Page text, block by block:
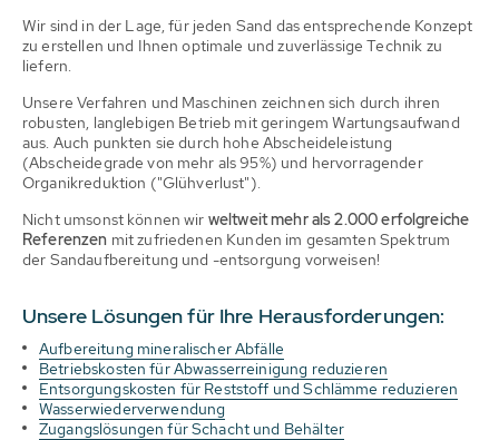
Wir sind in der Lage, für jeden Sand das entsprechende Konzept
zu erstellen und Ihnen optimale und zuverlässige Technik zu
liefern.
Unsere Verfahren und Maschinen zeichnen sich durch ihren
robusten, langlebigen Betrieb mit geringem Wartungsaufwand
aus. Auch punkten sie durch hohe Abscheideleistung
(Abscheidegrade von mehr als 95%) und hervorragender
Organikreduktion ("Glühverlust").
Nicht umsonst können wir weltweit mehr als 2.000 erfolgreiche
Referenzen mit zufriedenen Kunden im gesamten Spektrum
der Sandaufbereitung und -entsorgung vorweisen!
Unsere Lösungen für Ihre Herausforderungen:
Aufbereitung mineralischer Abfälle
Betriebskosten für Abwasserreinigung reduzieren
Entsorgungskosten für Reststoff und Schlämme reduzieren
Wasserwiederverwendung
Zugangslösungen für Schacht und Behälter